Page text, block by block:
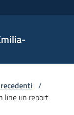
/
line un report